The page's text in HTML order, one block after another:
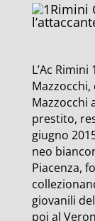
Rimini
L’Ac
Mazzocchi,
Mazzocchi
prestito,
giugno
neo
Piacenza,
giovanili
poi al